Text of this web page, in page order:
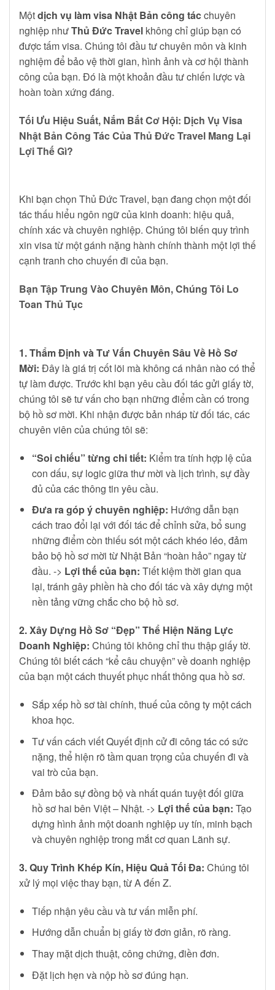
Mộtdịch vụ làm visa Nhật Bản công tácchuyên
nghiệp nhưThủ Đức Travel không chỉ giúp bạn có
được tấm visa. Chúng tôi đầu tư chuyên môn và kinh
nghiệm để bảo vệ thời gian, hình ảnh và cơ hội thành
công của bạn. Đó là một khoản đầu tư chiến lược và
hoàn toàn xứng đáng.
Tối Ưu Hiệu Suất, Nắm Bắt Cơ Hội: Dịch Vụ Visa
Nhật Bản Công Tác Của Thủ Đức Travel Mang Lại
Lợi Thế Gì?
Khi bạn chọn Thủ Đức Travel, bạn đang chọn một đối
tác thấu hiểu ngôn ngữ của kinh doanh: hiệu quả,
chính xác và chuyên nghiệp. Chúng tôi biến quy trình
xin visa từ một gánh nặng hành chính thành một lợi thế
cạnh tranh cho chuyến đi của bạn.
Bạn Tập Trung Vào Chuyên Môn, Chúng Tôi Lo
Toan Thủ Tục
1. Thẩm Định và Tư Vấn Chuyên Sâu Về Hồ Sơ
Mời: Đây là giá trị cốt lõi mà không cá nhân nào có thể
tự làm được. Trước khi bạn yêu cầu đối tác gửi giấy tờ,
chúng tôi sẽ tư vấn cho bạn những điểm cần có trong
bộ hồ sơ mời. Khi nhận được bản nháp từ đối tác, các
chuyên viên của chúng tôi sẽ:
“Soi chiếu” từng chi tiết: Kiểm tra tính hợp lệ của
con dấu, sự logic giữa thư mời và lịch trình, sự đầy
đủ của các thông tin yêu cầu.
Đưa ra góp ý chuyên nghiệp: Hướng dẫn bạn
cách trao đổi lại với đối tác để chỉnh sửa, bổ sung
những điểm còn thiếu sót một cách khéo léo, đảm
bảo bộ hồ sơ mời từ Nhật Bản “hoàn hảo” ngay từ
đầu. -> Lợi thế của bạn: Tiết kiệm thời gian qua
lại, tránh gây phiền hà cho đối tác và xây dựng một
nền tảng vững chắc cho bộ hồ sơ.
2. Xây Dựng Hồ Sơ “Đẹp” Thể Hiện Năng Lực
Doanh Nghiệp: Chúng tôi không chỉ thu thập giấy tờ.
Chúng tôi biết cách “kể câu chuyện” về doanh nghiệp
của bạn một cách thuyết phục nhất thông qua hồ sơ.
Sắp xếp hồ sơ tài chính, thuế của công ty một cách
khoa học.
Tư vấn cách viết Quyết định cử đi công tác có sức
nặng, thể hiện rõ tầm quan trọng của chuyến đi và
vai trò của bạn.
Đảm bảo sự đồng bộ và nhất quán tuyệt đối giữa
hồ sơ hai bên Việt – Nhật. -> Lợi thế của bạn: Tạo
dựng hình ảnh một doanh nghiệp uy tín, minh bạch
và chuyên nghiệp trong mắt cơ quan Lãnh sự.
3. Quy Trình Khép Kín, Hiệu Quả Tối Đa: Chúng tôi
xử lý mọi việc thay bạn, từ A đến Z.
Tiếp nhận yêu cầu và tư vấn miễn phí.
Hướng dẫn chuẩn bị giấy tờ đơn giản, rõ ràng.
Thay mặt dịch thuật, công chứng, điền đơn.
Đặt lịch hẹn và nộp hồ sơ đúng hạn.